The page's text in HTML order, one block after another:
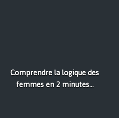
Comprendre la logique des
femmes en 2 minutes...